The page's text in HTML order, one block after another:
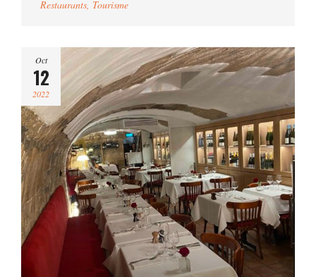
Restaurants, Tourisme
Oct
12
2022